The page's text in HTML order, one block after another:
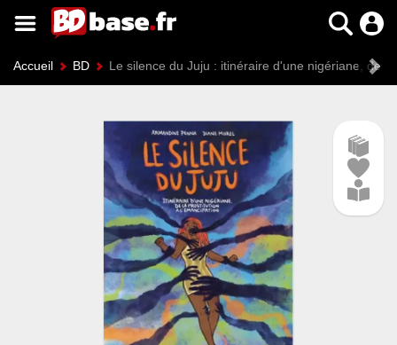
Accueil BD Le silence du Juju : itinéraire d'une nigériane, de